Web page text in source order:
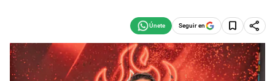
Seguir en